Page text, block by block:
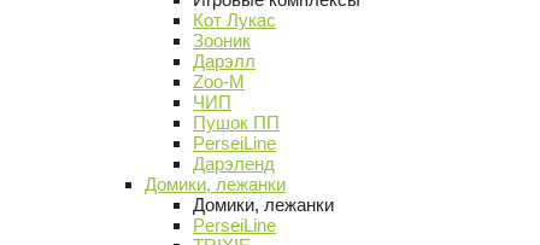
Кот Лукас
Зооник
Дарэлл
Zoo-M
ЧИП
Пушок ПП
PerseiLine
Дарэленд
Домики, лежанки
Домики, лежанки
PerseiLine